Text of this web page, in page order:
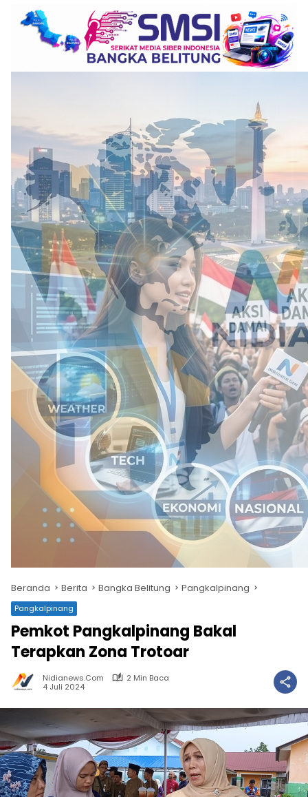
Beranda Berita Bangka Belitung Pangkalpinang
Pangkalpinang
Pemkot Pangkalpinang Bakal
Terapkan Zona Trotoar
Nidianews.com
2 Min Baca
4 Juli 2024